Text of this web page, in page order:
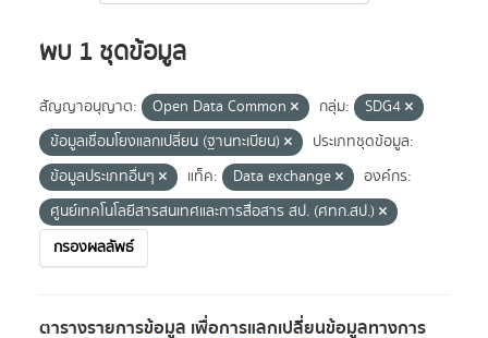
พบ 1 ชุดข้อมูล
สัญญาอนุญาต: Open Data Common กลุ่ม:
SDG4
ข้อมูลเชื่อมโยงแลกเปลี่ยน (ฐานทะเบียน)
ประเภทชุดข้อมูล:
ข้อมูลประเภทอื่นๆ
แท็ค: Data exchange
องค์กร:
ศูนย์เทคโนโลยีสารสนเทศและการสื่อสาร สป. (ศทก.สป.)
กรองผลลัพธ์
ตารางรายการข้อมูล เพื่อการแลกเปลี่ยนข้อมูลทางการ